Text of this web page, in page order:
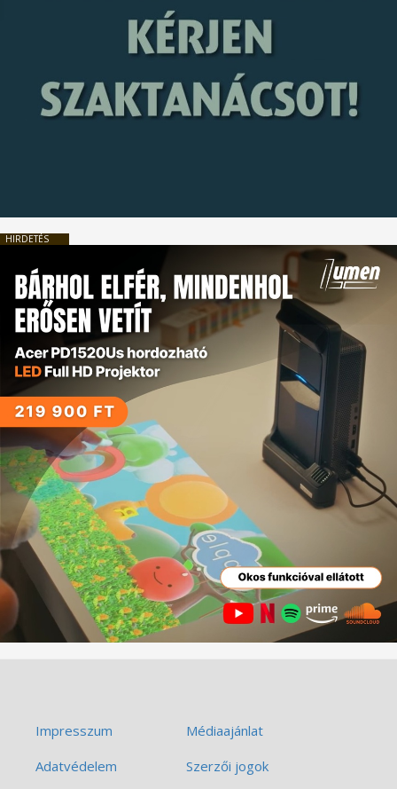
HIRDETÉS
Impresszum
Médiaajánlat
Adatvédelem
Szerzői jogok